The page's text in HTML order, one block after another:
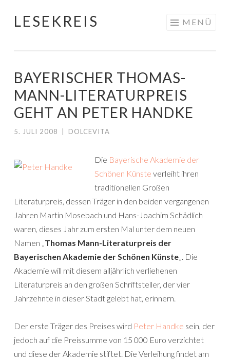
Springe
LESEKREIS MENÜ
BAYERISCHER THOMAS-
MANN-LITERATURPREIS
GEHT AN PETER HANDKE
5. JULI 2008 DOLCEVITA
Die Bayerische Akademie der
Schönen Künste verleiht ihren
traditionellen Großen
Literaturpreis, dessen Träger in den beiden vergangenen
Jahren Martin Mosebach und Hans-Joachim Schädlich
waren, dieses Jahr zum ersten Mal unter dem neuen
Namen „Thomas Mann-Literaturpreis der
Bayerischen Akademie der Schönen Künste„. Die
Akademie will mit diesem alljährlich verliehenen
Literaturpreis an den großen Schriftsteller, der vier
Jahrzehnte in dieser Stadt gelebt hat, erinnern.
Der erste Träger des Preises wird Peter Handke sein, der
jedoch auf die Preissumme von 15 000 Euro verzichtet
und diese der Akademie stiftet. Die Verleihung findet am